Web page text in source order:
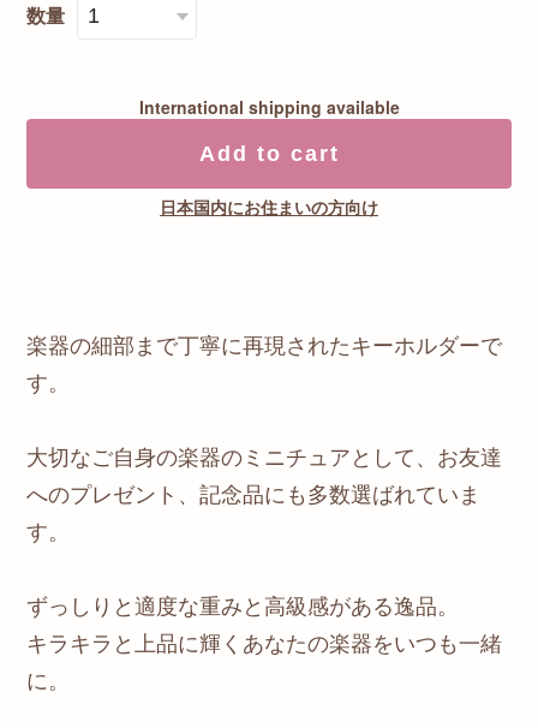
数量
International shipping available
Add to cart
日本国内にお住まいの方向け
楽器の細部まで丁寧に再現されたキーホルダーで
す。
大切なご自身の楽器のミニチュアとして、お友達
へのプレゼント、記念品にも多数選ばれていま
す。
ずっしりと適度な重みと高級感がある逸品。
キラキラと上品に輝くあなたの楽器をいつも一緒
に。